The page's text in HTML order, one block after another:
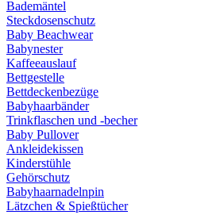
Bademäntel
Steckdosenschutz
Baby Beachwear
Babynester
Kaffeeauslauf
Bettgestelle
Bettdeckenbezüge
Babyhaarbänder
Trinkflaschen und -becher
Baby Pullover
Ankleidekissen
Kinderstühle
Gehörschutz
Babyhaarnadelnpin
Lätzchen & Spießtücher